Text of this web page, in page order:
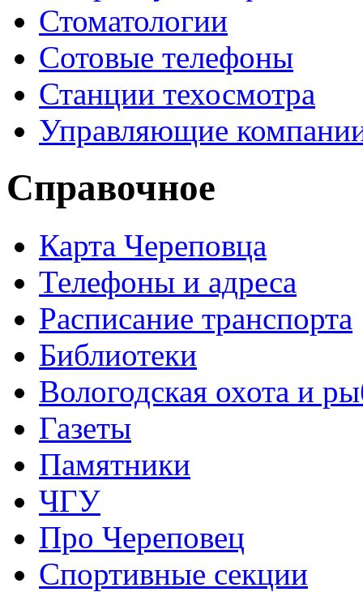
Стоматологии
Сотовые телефоны
Станции техосмотра
Управляющие
Справочное
Карта Череповца
Телефоны и адреса
Расписание транспорта
Библиотеки
Вологодская охота и
Газеты
Памятники
ЧГУ
Про Череповец
Спортивные секции